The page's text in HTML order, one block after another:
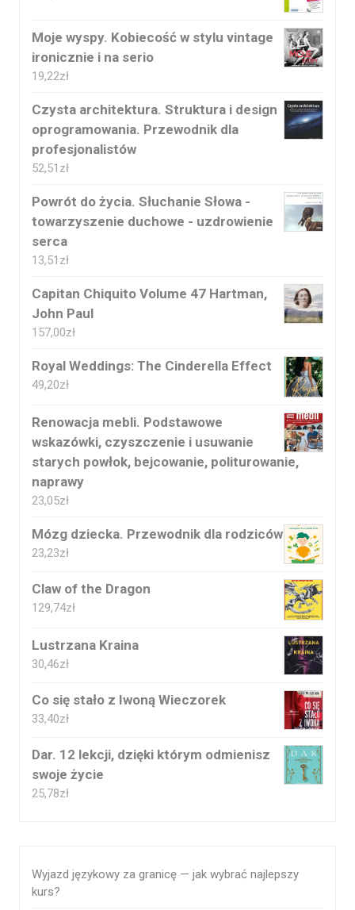
Moje wyspy. Kobiecość w stylu vintage
ironicznie i na serio
19,22zł
Czysta architektura. Struktura i design
oprogramowania. Przewodnik dla
profesjonalistów
52,51 zł
Powrót do życia. Słuchanie Słowa -
towarzyszenie duchowe - uzdrowienie
serca
13,51 zł
Capitan Chiquito Volume 47 Hartman,
John Paul
157,00zł
Royal Weddings: The Cinderella Effect
49,20zł
Renowacja mebli. Podstawowe
wskazówki, czyszczenie i usuwanie
starych powłok, bejcowanie, politurowanie,
naprawy
23,05zł
Mózg dziecka. Przewodnik dla rodziców
23,23zł
Claw of the Dragon
129,74zł
Lustrzana Kraina
30,46zł
Co się stało z Iwoną Wieczorek
33,40zł
Dar. 12 lekcji, dzięki którym odmienisz
swoje życie
25,78zł
Wyjazd językowy za granicę — jak wybrać najlepszy
kurs?